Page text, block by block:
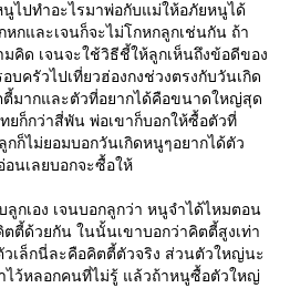
นูไปทำอะไรมาพ่อกับแม่ให้อภัยหนูได้
หกและเจนก็จะไม่โกหกลูกเช่นกัน ถ้า
มคิด เจนจะใช้วิธีชี้ให้ลูกเห็นถึงข้อดีของ
บครัวไปเที่ยวฮ่องกงช่วงตรงกับวันเกิด
ตี้มากและตัวที่อยากได้คือขนาดใหญ่สุด
ยก็กว่าสี่พัน พ่อเขาก็บอกให้ซื้อตัวที่
ก็ไม่ยอมบอกวันเกิดหนูๆอยากได้ตัว
นเลยบอกจะซื้อให้
ลูกเอง เจนบอกลูกว่า หนูจำได้ไหมตอน
ตี้ด้วยกัน ในนั้นเขาบอกว่าคิตตี้สูงเท่า
เล็กนี่ละคือคิตตี้ตัวจริง ส่วนตัวใหญ่นะ
ไว้หลอกคนที่ไม่รู้ แล้วถ้าหนูซื้อตัวใหญ่